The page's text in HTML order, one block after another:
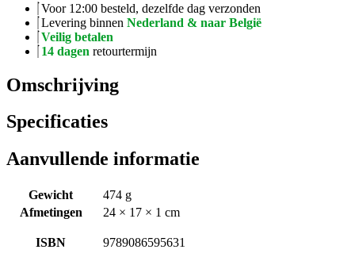
Voor 12:00 besteld, dezelfde dag verzonden
Levering binnen Nederland & naar België
Veilig betalen
14 dagen retourtermijn
Omschrijving
Specificaties
Aanvullende informatie
Gewicht
474 g
Afmetingen
24 × 17 × 1 cm
ISBN 9789086595631